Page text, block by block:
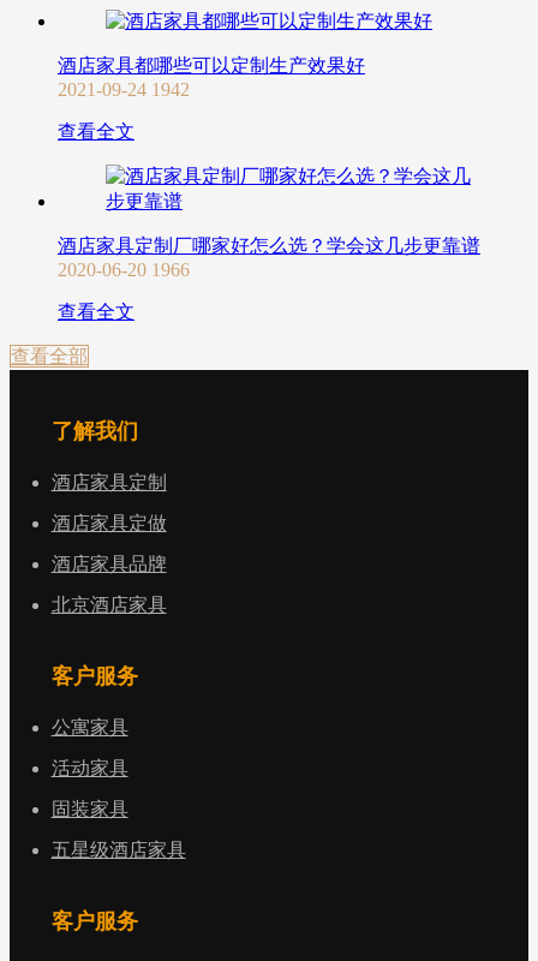
酒店家具都哪些可以定制生产效果好
2021-09-24 1942
查看全文
酒店家具定制厂哪家好怎么选？学会这几步更靠谱
2020-06-20 1966
查看全文
查看全部
了解我们
酒店家具定制
酒店家具定做
酒店家具品牌
北京酒店家具
客户服务
公寓家具
活动家具
固装家具
五星级酒店家具
客户服务